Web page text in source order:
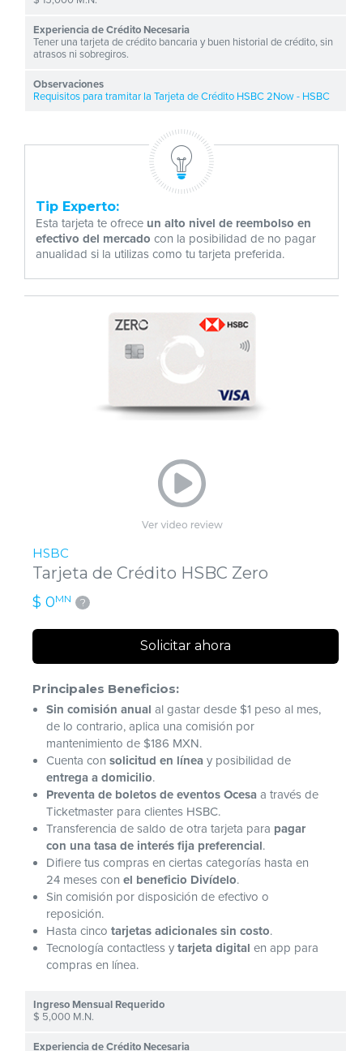
Tip Experto:
Esta tarjeta te ofrece un alto nivel de reembolso en
efectivo del mercado con la posibilidad de no pagar
anualidad si la utilizas como tu tarjeta preferida.
Tener una tarjeta de crédito bancaria y buen historial de crédito, sin
atrasos ni sobregiros.
Requisitos para tramitar la Tarjeta de Crédito HSBC 2Now - HSBC
HSBC
Tarjeta de Crédito HSBC Zero
$ 0MN ?
Solicitar ahora
Principales Beneficios:
Sin comisión anual al gastar desde $1 peso al mes,
de lo contrario, aplica una comisión por
mantenimiento de $186 MXN.
Cuenta con solicitud en línea y posibilidad de
entrega a domicilio.
Preventa de boletos de eventos Ocesa a través de
Ticketmaster para clientes HSBC.
Transferencia de saldo de otra tarjeta para pagar
con una tasa de interés fija preferencial.
Difiere tus compras en ciertas categorías hasta en
24 meses con el beneficio Divídelo.
Sin comisión por disposición de efectivo o
reposición.
Hasta cinco tarjetas adicionales sin costo.
Tecnología contactless y tarjeta digital en app para
compras en línea.
$ 5,000 M.N.